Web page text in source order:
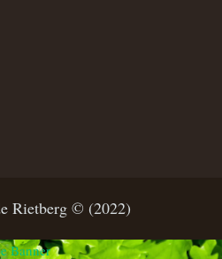
Rietberg © (2022)
Banner